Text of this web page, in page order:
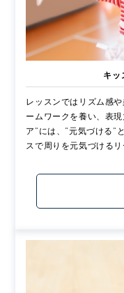
キッ
レッスンではリズム感
ームワークを養い、表
ア”には、“元気づける”
スで周りを元気づける